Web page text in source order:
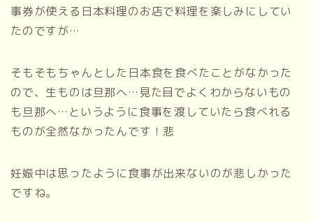
事券が使える日本料理のお店で料理を楽しみにしてい
たのですが…
そもそもちゃんとした日本食を食べたことがなかった
ので、生ものは旦那へ…見た目でよくわからないもの
も旦那へ…というように食事を渡していたら食べれる
ものが全然なかったんです！悲
妊娠中は思ったように食事が出来ないのが悲しかった
ですね。